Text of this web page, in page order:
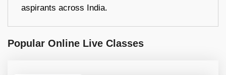
aspirants across India.
Popular Online Live Classes